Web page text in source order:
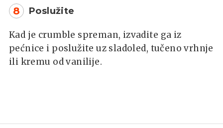
8 Poslužite
Kad je crumble spreman, izvadite ga iz
pećnice i poslužite uz sladoled, tučeno vrhnje
ili kremu od vanilije.